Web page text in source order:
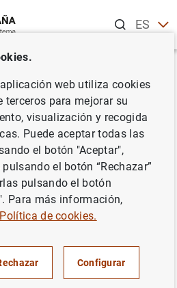
ESEN
de las
pagos bajo el
1409/2013
primer semestre
web utiliza cookies
terceros para mejorar su
visualización y recogida
Puede aceptar todas las
el botón "Aceptar",
el botón “Rechazar”
pulsando el botón
Para más información,
Política de cookies.
Configurar